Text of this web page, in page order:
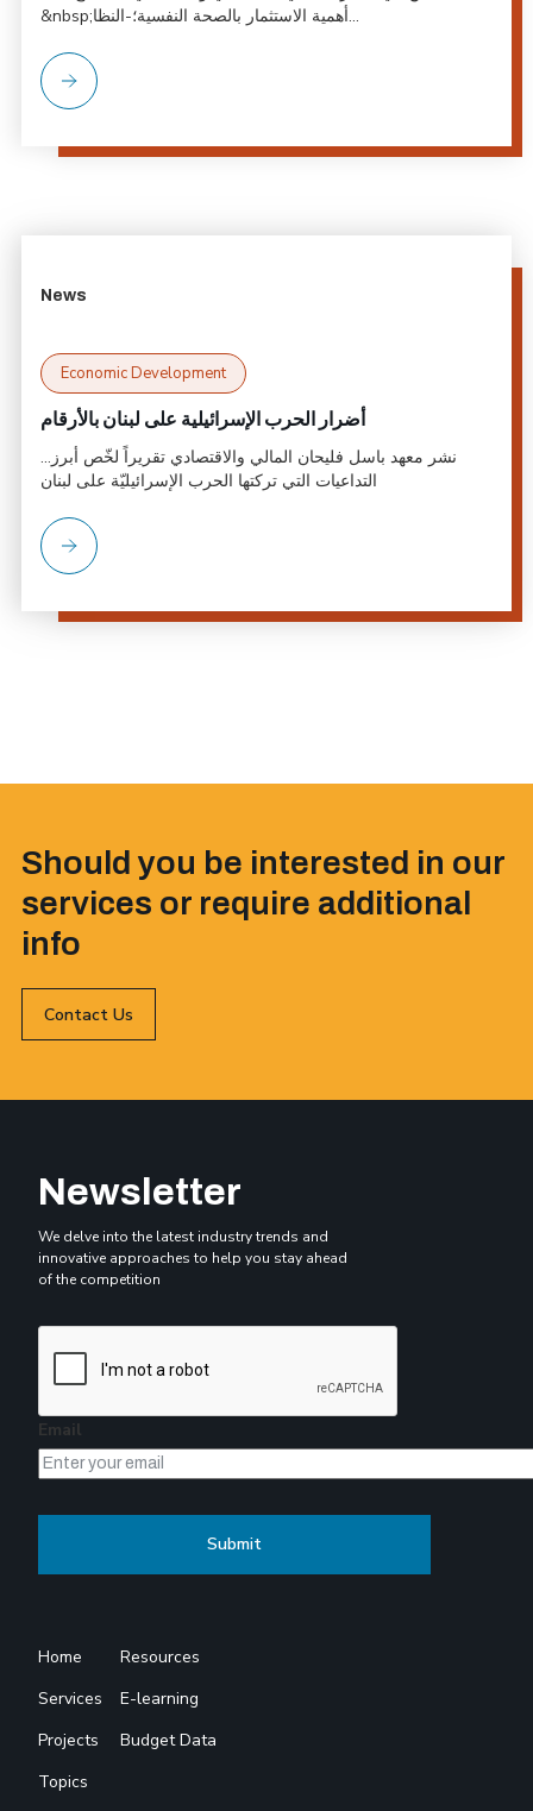
&nbsp;أهمية الاستثمار بالصحة النفسية؛-النظا...
News
Economic Development
أضرار الحرب الإسرائيلية على لبنان بالأرقام
...نشر معهد باسل فليحان المالي والاقتصادي تقريراً لخّص أبرز
التداعيات التي تركتها الحرب الإسرائيليّة على لبنان
Should you be interested in our
services or require additional
info
Contact Us
Newsletter
We delve into the latest industry trends and
innovative approaches to help you stay ahead
of the competition
Email
Home
Services
Projects
Topics
Resources
E-learning
Budget Data